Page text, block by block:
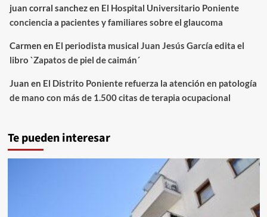
juan corral sanchezen El Hospital Universitario Poniente
conciencia a pacientes y familiares sobre el glaucoma
Carmen en El periodista musical Juan Jesús García edita el
libro `Zapatos de piel de caimán´
Juan en El Distrito Poniente refuerza la atención en patología
de mano con más de 1.500 citas de terapia ocupacional
Te pueden interesar